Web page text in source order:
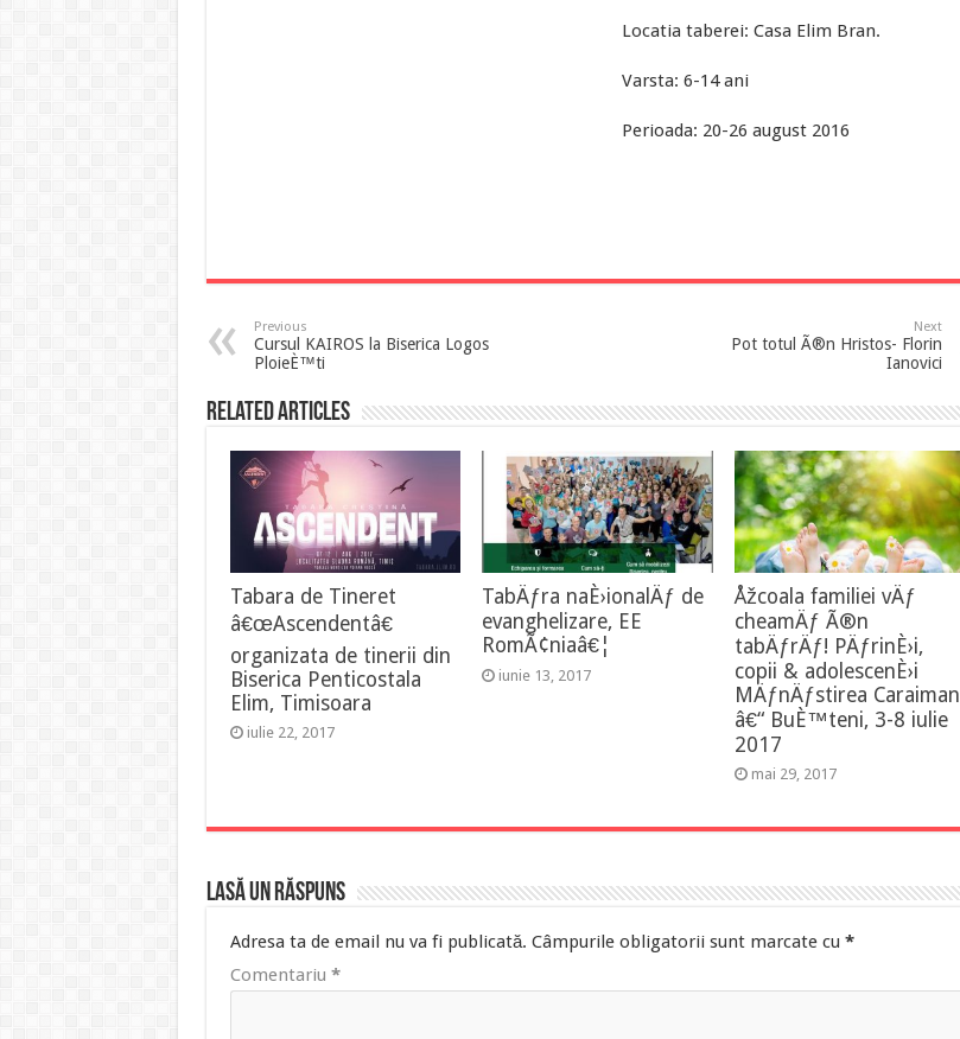
Locatia taberei: Casa Elim Bran.
Varsta: 6-14 ani
Perioada: 20-26 august 2016
Previous
Cursul KAIROS la Biserica Logos
PloieÈ™ti
Next
Pot totul Ã®n Hristos- Florin
Ianovici
Related Articles
Tabara de Tineret
â€œAscendentâ€
organizata de tinerii din
Biserica Penticostala
Elim, Timisoara
iulie 22, 2017
TabÄƒra naÈ›ionalÄƒ de
evanghelizare, EE
RomÃ¢niaâ€¦
iunie 13, 2017
Åžcoala familiei vÄƒ
cheamÄƒ Ã®n
tabÄƒrÄƒ! PÄƒrinÈ›i,
copii & adolescenÈ›i
MÄƒnÄƒstirea Caraiman
â€“ BuÈ™teni, 3-8 iulie
2017
mai 29, 2017
Lasă un răspuns
Adresa ta de email nu va fi publicată. Câmpurile obligatorii sunt marcate cu *
Comentariu *